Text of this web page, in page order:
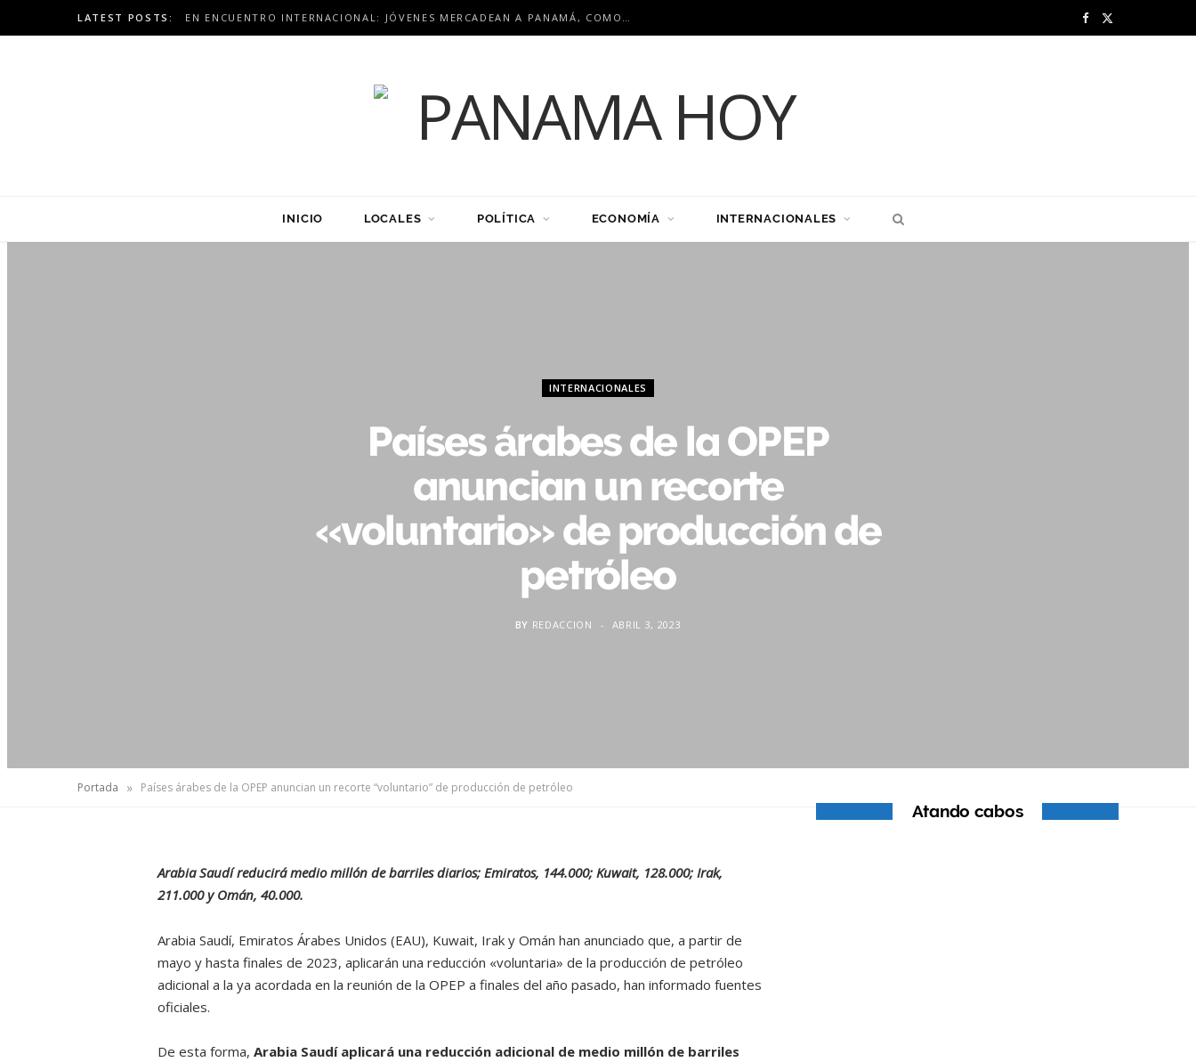
LATEST POSTS: EN ENCUENTRO INTERNACIONAL: JÓVENES MERCADEAN A PANAMÁ, COMO HUB LOGÍSTICO PARA LA REGIÓN F
INICIO LOCALES POLÍTICA ECONOMÍA INTERNACIONALES
INTERNACIONALES
Países árabes de la OPEP
anuncian un recorte
«voluntario» de producción de
petróleo
BY REDACCION ABRIL 3, 2023
Portada » Países árabes de la OPEP anuncian un recorte “voluntario” de producción de petróleo
Arabia Saudí reducirá medio millón de barriles diarios; Emiratos, 144.000; Kuwait, 128.000; Irak,
211.000 y Omán, 40.000.
Arabia Saudí, Emiratos Árabes Unidos (EAU), Kuwait, Irak y Omán han anunciado que, a partir de
mayo y hasta finales de 2023, aplicarán una reducción «voluntaria» de la producción de petróleo
adicional a la ya acordada en la reunión de la OPEP a finales del año pasado, han informado fuentes
oficiales.
De esta forma, Arabia Saudí aplicará una reducción adicional de medio millón de barriles
Atando cabos